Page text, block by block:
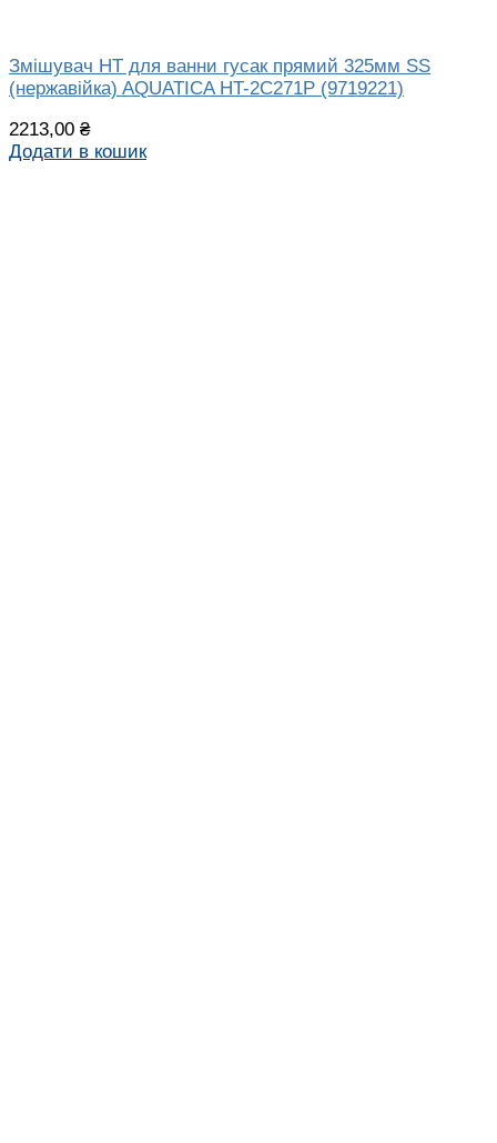
Змішувач HT для ванни гусак прямий 325мм SS
(нержавійка) AQUATICA HT-2C271P (9719221)
2213,00 ₴
Додати в кошик